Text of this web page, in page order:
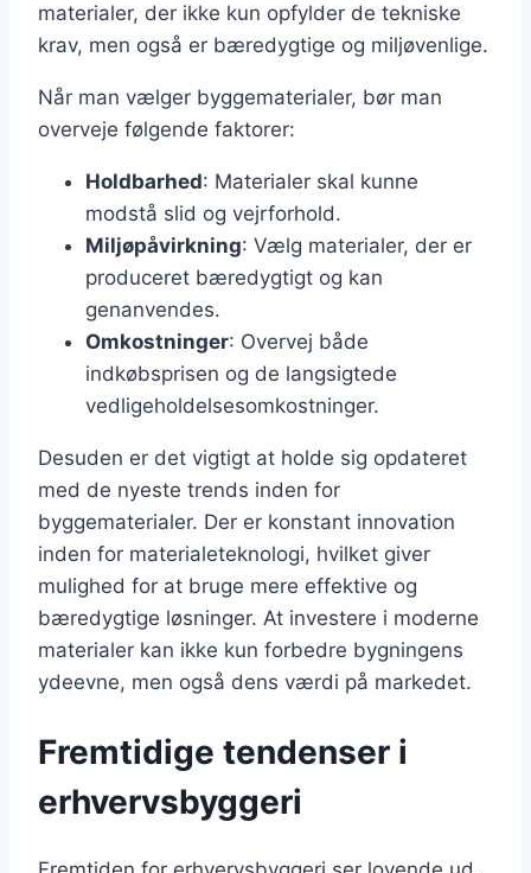
materialer, der ikke kun opfylder de tekniske
krav, men også er bæredygtige og miljøvenlige.
Når man vælger byggematerialer, bør man
overveje følgende faktorer:
Holdbarhed: Materialer skal kunne
modstå slid og vejrforhold.
Miljøpåvirkning: Vælg materialer, der er
produceret bæredygtigt og kan
genanvendes.
Omkostninger: Overvej både
indkøbsprisen og de langsigtede
vedligeholdelsesomkostninger.
Desuden er det vigtigt at holde sig opdateret
med de nyeste trends inden for
byggematerialer. Der er konstant innovation
inden for materialeteknologi, hvilket giver
mulighed for at bruge mere effektive og
bæredygtige løsninger. At investere i moderne
materialer kan ikke kun forbedre bygningens
ydeevne, men også dens værdi på markedet.
Fremtidige tendenser i
erhvervsbyggeri